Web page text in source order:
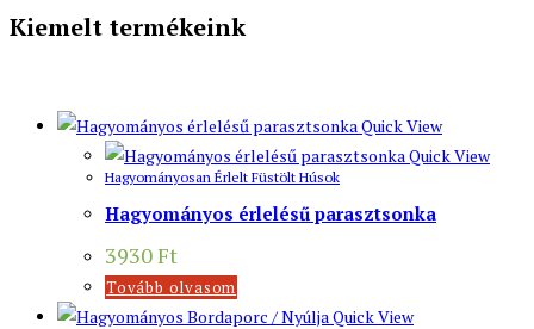
Kiemelt termékeink
Quick View
Quick View
Hagyományosan Érlelt Füstölt Húsok
Hagyományos érlelésű parasztsonka
3930Ft
Tovább olvasom
Quick View